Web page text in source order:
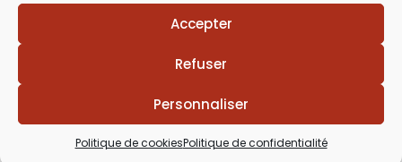
Accepter
Refuser
Personnaliser
Politique de cookiesPolitique de confidentialité